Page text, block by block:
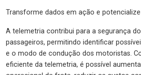
Transforme dados em ação e
A telemetria contribui para a segurança
passageiros, permitindo identificar
e o modo de condução dos motoristas.
eficiente da telemetria, é possível